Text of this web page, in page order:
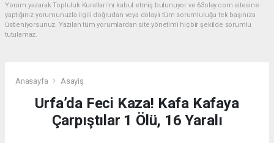
Yorum yazarak Topluluk Kuralları’nı kabul etmiş bulunuyor ve 63olay.com sitesine
yaptığınız yorumunuzla ilgili doğrudan veya dolaylı tüm sorumluluğu tek başınıza
üstleniyorsunuz. Yazılan tüm yorumlardan site yönetimi hiçbir şekilde sorumlu
tutulamaz.
Anasayfa Asayiş
Urfa’da Feci Kaza! Kafa Kafaya
Çarpıştılar 1 Ölü, 16 Yaralı